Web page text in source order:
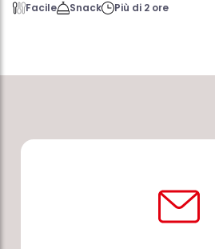
Facile Snack Più di 2 ore